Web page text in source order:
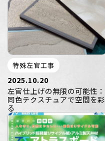
特殊左官工事
2025.10.20
左官仕上げの無限の可能性：
同色テクスチュアで空間を彩
る